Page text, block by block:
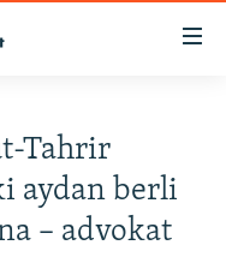
Tahrir
aydan berli
– advokat